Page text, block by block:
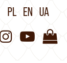
PL EN UA